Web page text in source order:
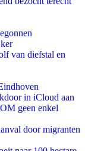
van diefstal en
in iCloud aan
geen enkel
door migranten